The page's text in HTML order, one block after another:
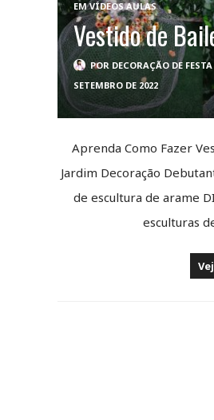
EMVÍDEOS AULAS
Vestido de
POR DECORAÇÃO DE
SETEMBRO DE 2022
Aprenda Como Fazer
Jardim Decoração
de escultura de arame
esculturas